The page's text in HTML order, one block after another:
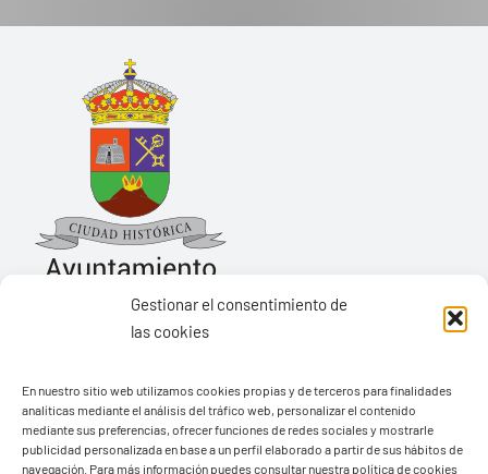
Gestionar el consentimiento de
las cookies
En nuestro sitio web utilizamos cookies propias y de terceros para finalidades
analíticas mediante el análisis del tráfico web, personalizar el contenido
mediante sus preferencias, ofrecer funciones de redes sociales y mostrarle
publicidad personalizada en base a un perfil elaborado a partir de sus hábitos de
navegación. Para más información puedes consultar nuestra política de cookies
Pza. de Los Remedios, 1
35570 – Yaiza
Tel:928 83 62 20